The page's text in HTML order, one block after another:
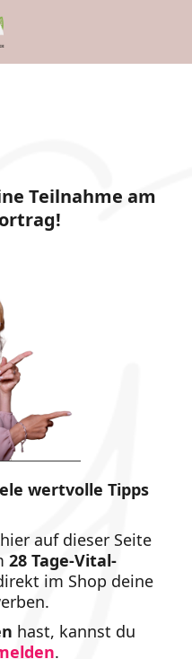
Teilnahme am
wertvolle Tipps
auf dieser Seite
28 Tage-Vital-
im Shop deine
hast, kannst du
.